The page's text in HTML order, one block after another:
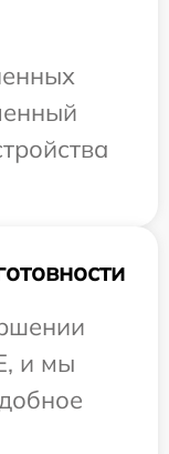
и мы